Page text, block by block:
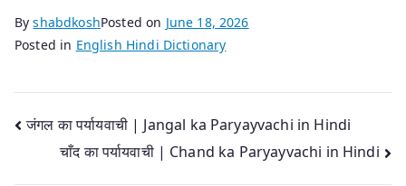
ByshabdkoshPosted on June 18, 2026
Posted in English Hindi Dictionary
Post
navigation
जंगल का पर्यायवाची | Jangal ka Paryayvachi in Hindi
चाँद का पर्यायवाची | Chand ka Paryayvachi in Hindi